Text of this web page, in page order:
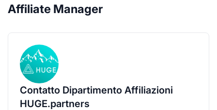
Affiliate Manager
Contatto Dipartimento Affiliazioni
HUGE.partners